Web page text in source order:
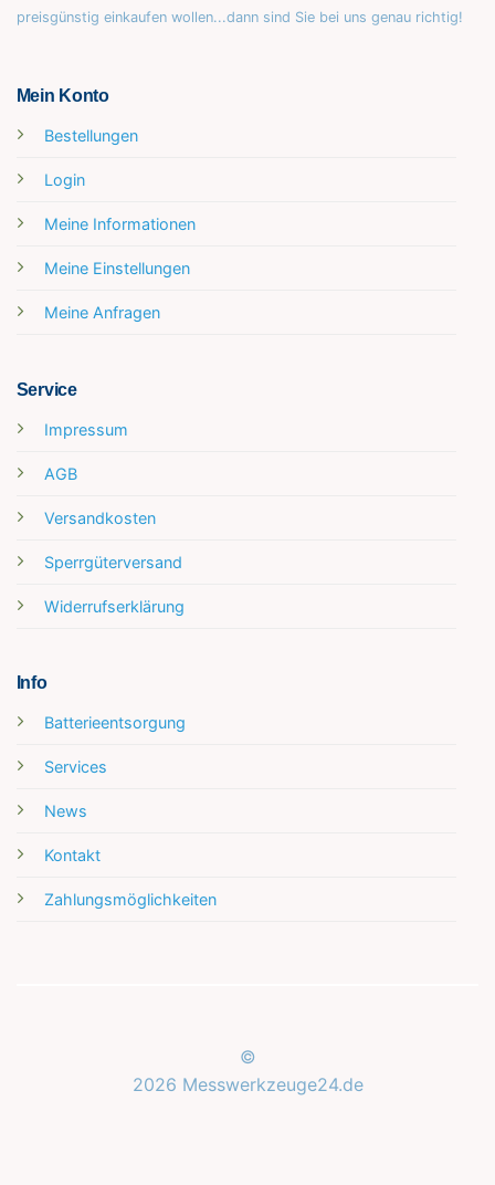
preisgünstig einkaufen wollen...dann sind Sie bei uns genau richtig!
Mein Konto
Bestellungen
Login
Meine Informationen
Meine Einstellungen
Meine Anfragen
Service
Impressum
AGB
Versandkosten
Sperrgüterversand
Widerrufserklärung
Info
Batterieentsorgung
Services
News
Kontakt
Zahlungsmöglichkeiten
©
2026 Messwerkzeuge24.de